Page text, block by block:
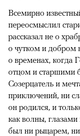
00:00 /
Всемирно
переосмыслил
рассказал не о
о чутком и
о временах, когда
отцом и старшими
Созерцатель и
приключений, ни
он родился, и
как волны,
был ни рыцарем, ни